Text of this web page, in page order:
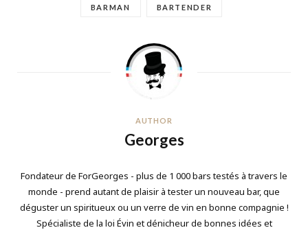
BARMAN BARTENDER
AUTHOR
Georges
Fondateur de ForGeorges - plus de 1 000 bars testés à travers le
monde - prend autant de plaisir à tester un nouveau bar, que
déguster un spiritueux ou un verre de vin en bonne compagnie !
Spécialiste de la loi Évin et dénicheur de bonnes idées et